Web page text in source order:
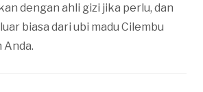
dengan ahli gizi jika perlu, dan
biasa dari ubi madu Cilembu